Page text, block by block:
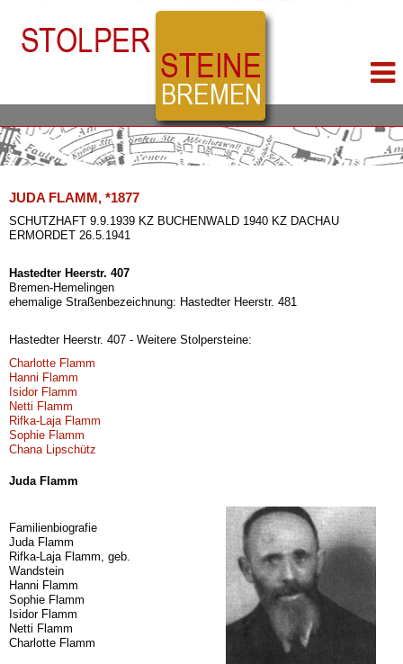
JUDA FLAMM, *1877
SCHUTZHAFT 9.9.1939 KZ BUCHENWALD 1940 KZ DACHAU
ERMORDET 26.5.1941
Hastedter Heerstr. 407
Bremen-Hemelingen
ehemalige Straßenbezeichnung: Hastedter Heerstr. 481
Hastedter Heerstr. 407 - Weitere Stolpersteine:
Charlotte Flamm
Hanni Flamm
Isidor Flamm
Netti Flamm
Rifka-Laja Flamm
Sophie Flamm
Chana Lipschütz
Juda Flamm
Familienbiografie
Juda Flamm
Rifka-Laja Flamm, geb.
Wandstein
Hanni Flamm
Sophie Flamm
Isidor Flamm
Netti Flamm
Charlotte Flamm